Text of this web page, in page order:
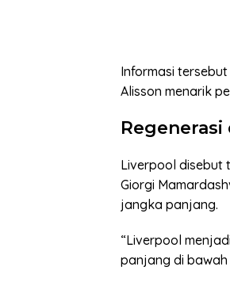
Informasi
Alisson menarik
Liverpool disebut
Giorgi
jangka panjang.
“Liverpool
panjang di